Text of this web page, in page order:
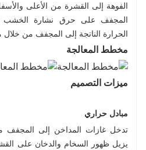
الفوهة إلى القشرة من الأعلى
المجفف على حرق نشارة الخشب
الحرارة الناتجة إلى المجفف من خلال
مخطط المعالجة
ميزات التصميم
مبادل حراري
تدخل غازات المداخن إلى المجفف
يزيل ظهور السخام والدخان على